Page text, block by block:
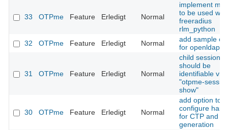
33 OTPme Feature Erledigt Normal
implement
to be used with
freeradius
rlm_python
32
OTPme Feature Erledigt Normal
add sample
for openldap
31 OTPme Feature Erledigt Normal
child sessions
should be
identifiable via
"otpme-
show"
30 OTPme Feature Erledigt Normal
add option to
configure
for CTP and
generation